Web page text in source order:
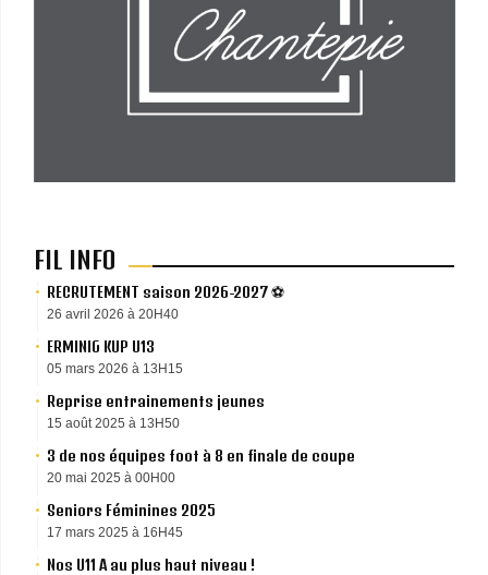
FIL INFO
RECRUTEMENT saison 2026-2027 ⚽️
26 avril 2026 à 20H40
ERMINIG KUP U13
05 mars 2026 à 13H15
Reprise entrainements jeunes
15 août 2025 à 13H50
3 de nos équipes foot à 8 en finale de coupe
20 mai 2025 à 00H00
Seniors Féminines 2025
17 mars 2025 à 16H45
Nos U11 A au plus haut niveau !